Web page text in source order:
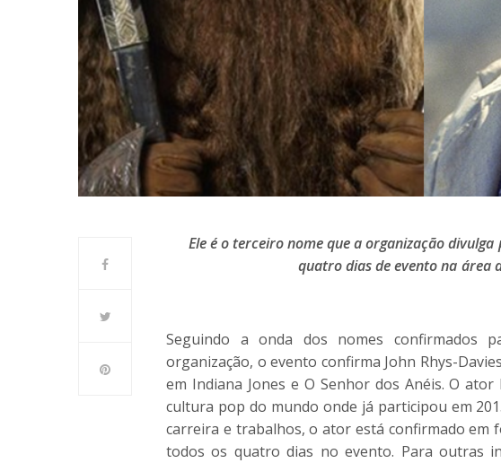
Ele é o terceiro nome que a organização
quatro dias de evento na área
Seguindo a onda dos nomes confirmados
organização, o evento confirma John Rhys-
em Indiana Jones e O Senhor dos Anéis. O
cultura pop do mundo onde já participou em
carreira e trabalhos, o ator está confirmado em
todos os quatro dias no evento. Para outras